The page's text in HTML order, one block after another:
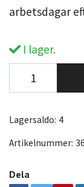
arbetsdagar
I lager.
Lagersaldo: 4
Artikelnummer:
Dela